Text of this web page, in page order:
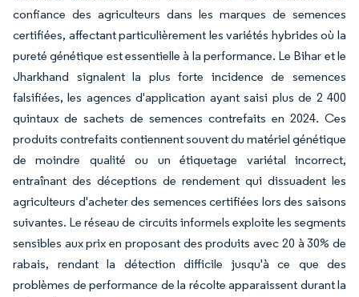
confiance des agriculteurs dans les marques de semences
certifiées, affectant particulièrement les variétés hybrides où la
pureté génétique est essentielle à la performance. Le Bihar et le
Jharkhand signalent la plus forte incidence de semences
falsifiées, les agences d'application ayant saisi plus de 2 400
quintaux de sachets de semences contrefaits en 2024. Ces
produits contrefaits contiennent souvent du matériel génétique
de moindre qualité ou un étiquetage variétal incorrect,
entraînant des déceptions de rendement qui dissuadent les
agriculteurs d'acheter des semences certifiées lors des saisons
suivantes. Le réseau de circuits informels exploite les segments
sensibles aux prix en proposant des produits avec 20 à 30% de
rabais, rendant la détection difficile jusqu'à ce que des
problèmes de performance de la récolte apparaissent durant la